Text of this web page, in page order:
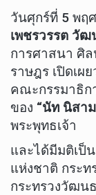
วันศุกร์ที่ 5 พฤ
เพชรวรรต วัฒ
การศาสนา ศิ
ราษฎร เปิดเผ
คณะกรรมาธิก
ของ “นัท นิสา
พระพุทธเจ้า
และได้มีมติเป็
แห่งชาติ กระท
กระทรวงวัฒน